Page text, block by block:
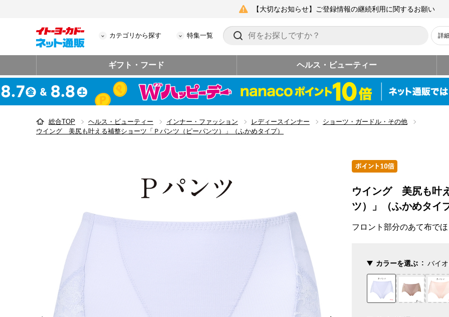
【大切なお知らせ】ご登録情報の継続利用に関するお願い
カテゴリから探す 特集一覧 詳
ギフト・フード ヘルス・ビューティー
総合TOP ヘルス・ビューティー インナー・ファッション レディースインナー
ショーツ・ガードル・その他
ウイング 美尻も叶える補整ショーツ「Ｐパンツ（ピーパンツ）」（ふかめタイプ）
ウイング 美尻も叶
ツ）」（ふかめタイプ
フロント部分のあて布で
カラーを選ぶ バイ